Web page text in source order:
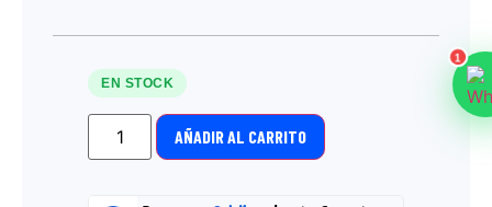
EN STOCK
AÑADIR AL CARRITO
1